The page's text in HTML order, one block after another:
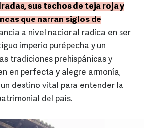
sus techos de teja roja y
que narran siglos de
a nivel nacional radica en ser
imperio purépecha y un
tradiciones prehispánicas y
en perfecta y alegre armonía,
destino vital para entender la
del país.